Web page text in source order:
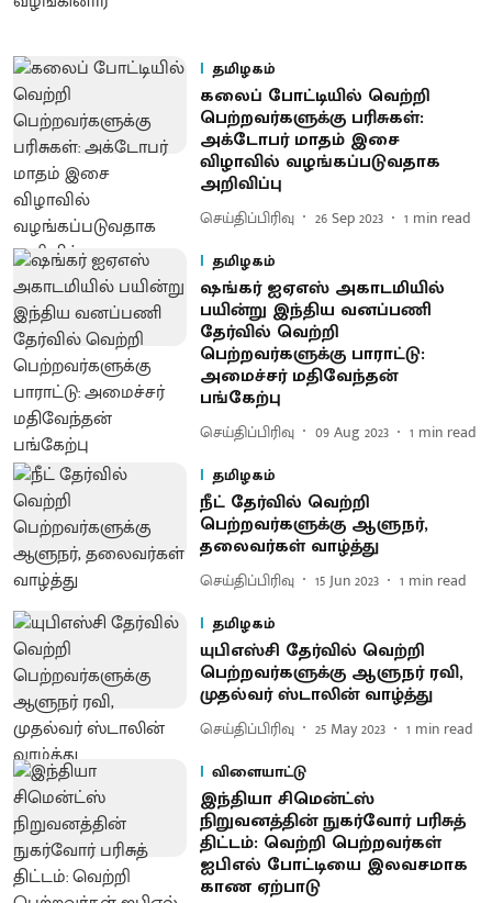
தமிழகம்
கலைப் போட்டியில் வெற்றி
பெற்றவர்களுக்கு பரிசுகள்:
அக்டோபர் மாதம் இசை
விழாவில் வழங்கப்படுவதாக
அறிவிப்பு
செய்திப்பிரிவு 26 Sep 2023 1 min read
தமிழகம்
ஷங்கர் ஐஏஎஸ் அகாடமியில்
பயின்று இந்திய வனப்பணி
தேர்வில் வெற்றி
பெற்றவர்களுக்கு பாராட்டு:
அமைச்சர் மதிவேந்தன்
பங்கேற்பு
செய்திப்பிரிவு 09 Aug 2023 1 min read
தமிழகம்
நீட் தேர்வில் வெற்றி
பெற்றவர்களுக்கு ஆளுநர்,
தலைவர்கள் வாழ்த்து
செய்திப்பிரிவு 15 Jun 2023 1 min read
தமிழகம்
யுபிஎஸ்சி தேர்வில் வெற்றி
பெற்றவர்களுக்கு ஆளுநர் ரவி,
முதல்வர் ஸ்டாலின் வாழ்த்து
செய்திப்பிரிவு 25 May 2023 1 min read
விளையாட்டு
இந்தியா சிமென்ட்ஸ்
நிறுவனத்தின் நுகர்வோர் பரிசுத்
திட்டம்: வெற்றி பெற்றவர்கள்
ஐபிஎல் போட்டியை இலவசமாக
காண ஏற்பாடு